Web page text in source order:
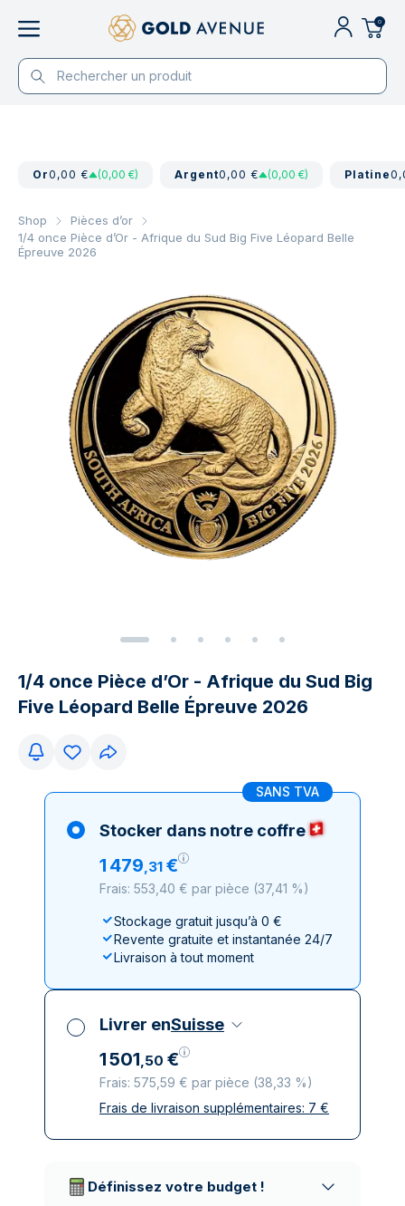
0
Or0,00 € (0,00 €) Argent0,00 € (0,00 €) Platine
Shop
Pièces d’or
1/4 once Pièce d’Or - Afrique du Sud Big Five Léopard Belle
Épreuve 2026
1/4 once Pièce d’Or - Afrique du Sud Big
Five Léopard Belle Épreuve 2026
SANS TVA
Stocker dans notre coffre
1 479,31 €
Frais: 553,40 € par pièce (37,41 %)
Stockage gratuit jusqu’à 0 €
Revente gratuite et instantanée 24/7
Livraison à tout moment
Livrer enSuisse
1501,50 €
Frais: 575,59 € par pièce (38,33 %)
Toutes taxes comprises
Frais de livraison supplémentaires: 7 €
Définissez votre budget !